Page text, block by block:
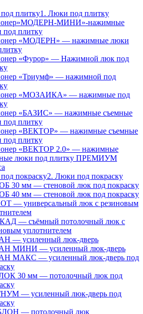
1. Люки под плитку
МИНИ»-нажимные
под плитку
«МОДЕРН» — нажимные люки
«Фурор» — Нажимной люк под
«Триумф» — нажимной под
«МОЗАИКА» — нажимные под
«БАЗИС» — нажимные съемные
под плитку
«ВЕКТОР» — нажимные съемные
под плитку
«ВЕКТОР 2.0» — нажимные
люки под плитку ПРЕМИУМ
2. Люки под покраску
30 мм — стеновой люк под покраску
40 мм — стеновой люк под покраску
— универсальный люк с резиновым
— съёмный потолочный люк с
уплотнителем
— усиленный люк-дверь
МИНИ — усиленный люк-дверь
МАКС — усиленный люк-дверь под
30 мм — потолочный люк под
— усиленный люк-дверь под
— потолочный люк